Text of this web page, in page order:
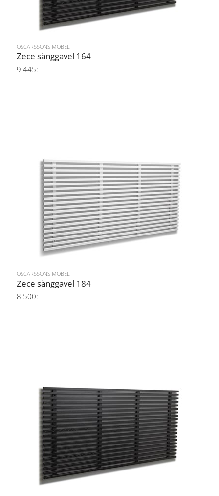
OSCARSSONS MÖBEL
Zece sänggavel 164
9 445:-
OSCARSSONS MÖBEL
Zece sänggavel 184
8 500:-